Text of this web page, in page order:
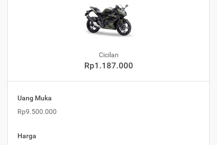
Cicilan
Rp1.187.000
Uang Muka
Rp9.500.000
Harga